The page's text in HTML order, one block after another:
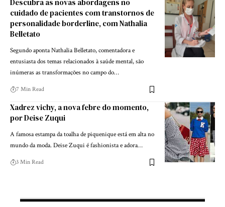
Descubra as novas abordagens no
cuidado de pacientes com transtornos de
personalidade borderline, com Nathalia
Belletato
Segundo aponta Nathalia Belletato, comentadora e
entusiasta dos temas relacionados à saúde mental, são
inúmeras as transformações no campo do…
7 Min Read
Xadrez vichy, a nova febre do momento,
por Deise Zuqui
A famosa estampa da toalha de piquenique está em alta no
mundo da moda. Deise Zuqui é fashionista e adora…
3 Min Read